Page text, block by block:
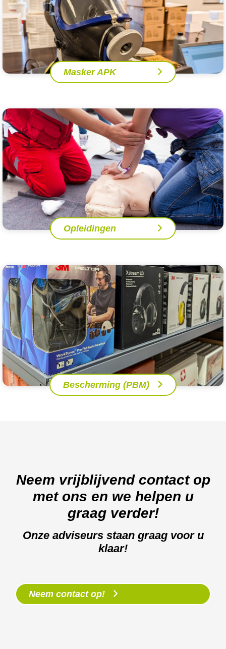
Masker APK
Opleidingen
Bescherming (PBM)
Neem vrijblijvend contact op
met ons en we helpen u
graag verder!
Onze adviseurs staan graag voor u
klaar!
Neem contact op!